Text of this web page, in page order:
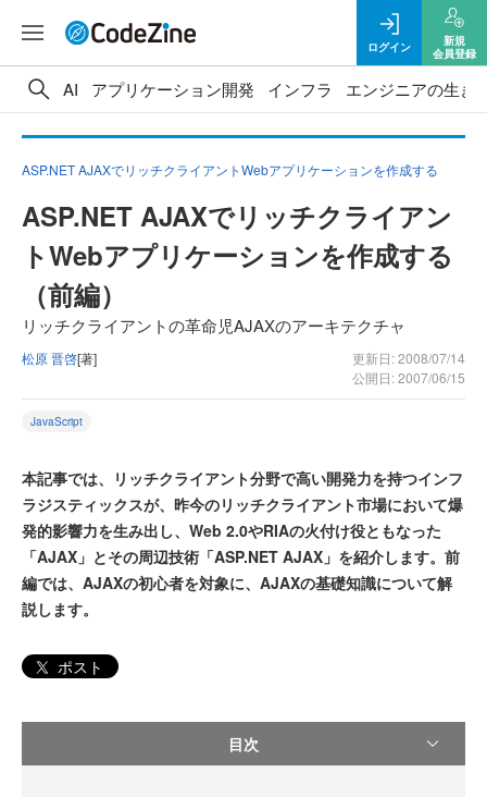
ログイン
新規
会員登録
AI アプリケーション開発 インフラ エンジニアの生き
ASP.NET AJAXでリッチクライアントWebアプリケーションを作成する
ASP.NET AJAXでリッチクライアン
トWebアプリケーションを作成する
（前編）
リッチクライアントの革命児AJAXのアーキテクチャ
松原 晋啓[著]
更新日: 2008/07/14
公開日: 2007/06/15
JavaScript
本記事では、リッチクライアント分野で高い開発力を持つインフ
ラジスティックスが、昨今のリッチクライアント市場において爆
発的影響力を生み出し、Web 2.0やRIAの火付け役ともなった
「AJAX」とその周辺技術「ASP.NET AJAX」を紹介します。前
編では、AJAXの初心者を対象に、AJAXの基礎知識について解
説します。
ポスト
目次